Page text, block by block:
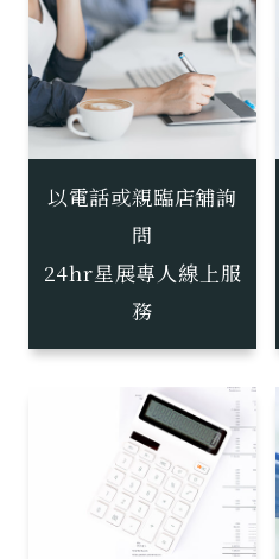
以電話或親臨店舖詢
問
24hr星展專人線上服
務